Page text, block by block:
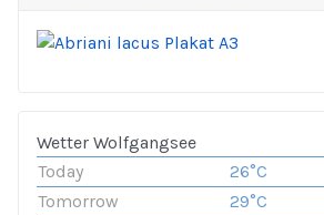
Wetter Wolfgangsee
Today
26°C
Tomorrow
29°C